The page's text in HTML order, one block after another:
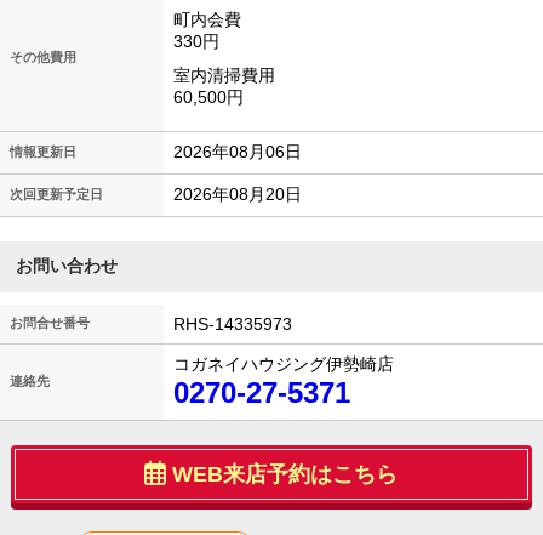
その他費用
町内会費
330円
室内清掃費用
60,500円
情報更新日 2026年08月06日
次回更新予定日 2026年08月20日
お問い合わせ
お問合せ番号 RHS-14335973
連絡先
コガネイハウジング伊勢崎店
0270-27-5371
WEB来店予約はこちら